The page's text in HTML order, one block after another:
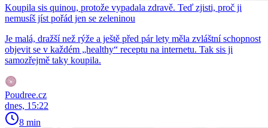
Koupila sis quinou, protože vypadala zdravě. Teď zjisti, proč ji
nemusíš jíst pořád jen se zeleninou
Je malá, dražší než rýže a ještě před pár lety měla zvláštní schopnost
objevit se v každém „healthy“ receptu na internetu. Tak sis ji
samozřejmě taky koupila.
Poudree.cz
dnes, 15:22
8 min